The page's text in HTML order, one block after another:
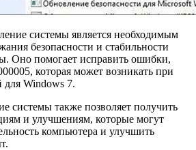
системы является необходимым
безопасности и стабильности
Оно помогает исправить ошибки,
которая может возникать при
для Windows 7.
системы также позволяет получить
и улучшениям, которые могут
компьютера и улучшить